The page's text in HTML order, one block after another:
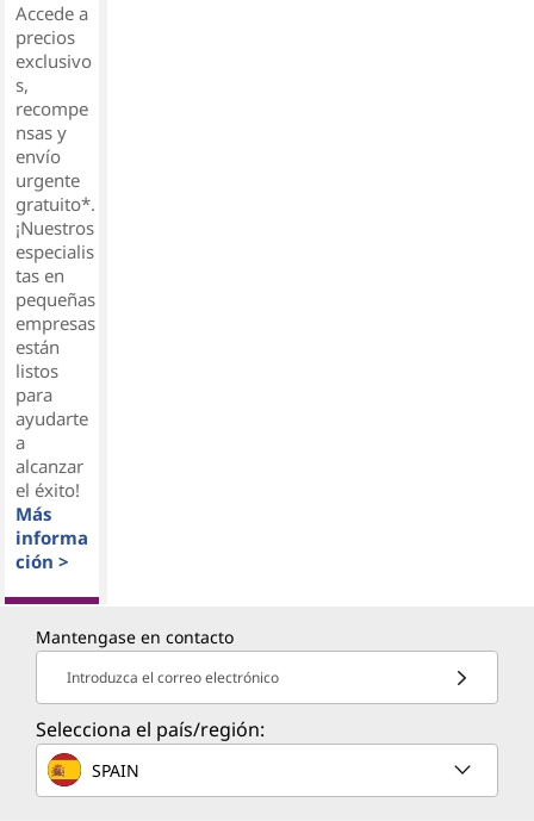
Accede a
precios
exclusivo
s,
recompe
nsas y
envío
urgente
gratuito*.
¡Nuestros
especialis
tas en
pequeñas
empresas
están
listos
para
ayudarte
a
alcanzar
el éxito!
Más
informa
ción >
Mantengase en contacto
Introduzca el correo electrónico
Selecciona el país/región:
SPAIN